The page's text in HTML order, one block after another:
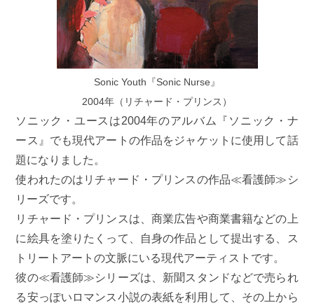
Sonic Youth『Sonic Nurse』
2004年（リチャード・プリンス）
ソニック・ユースは2004年のアルバム『ソニック・ナ
ース』でも現代アートの作品をジャケットに使用して話
題になりました。
使われたのはリチャード・プリンスの作品≪看護師≫シ
リーズです。
リチャード・プリンスは、商業広告や商業書籍などの上
に絵具を塗りたくって、自身の作品として提出する、ス
トリートアートの文脈にいる現代アーティストです。
彼の≪看護師≫シリーズは、新聞スタンドなどで売られ
る安っぽいロマンス小説の表紙を利用して、その上から